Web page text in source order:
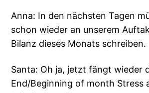
Anna: In den nächsten Tagen
schon wieder an unserem
Bilanz dieses Monats schreiben.
Santa: Oh ja, jetzt fängt wieder
End/Beginning of month Stress